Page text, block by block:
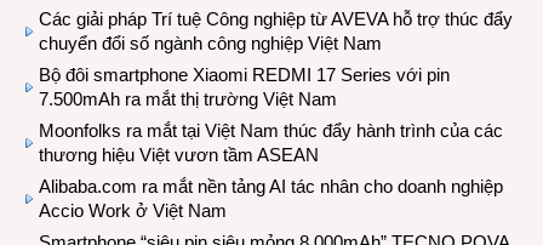
Các giải pháp Trí tuệ Công nghiệp từ AVEVA hỗ trợ thúc đẩy
chuyển đổi số ngành công nghiệp Việt Nam
Bộ đôi smartphone Xiaomi REDMI 17 Series với pin
7.500mAh ra mắt thị trường Việt Nam
Moonfolks ra mắt tại Việt Nam thúc đẩy hành trình của các
thương hiệu Việt vươn tầm ASEAN
Alibaba.com ra mắt nền tảng AI tác nhân cho doanh nghiệp
Accio Work ở Việt Nam